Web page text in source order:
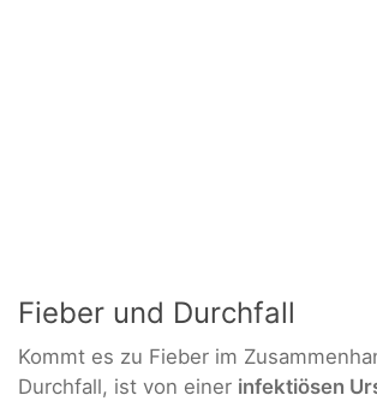
Fieber und Durchfall
Kommt es zu Fieber im
Durchfall, ist von einer infektiösen